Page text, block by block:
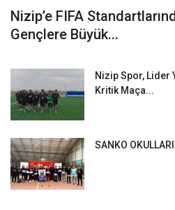
Nizip’e FIFA
Gençlere Büyük...
Nizip Spor, Lider
Kritik Maça...
SANKO